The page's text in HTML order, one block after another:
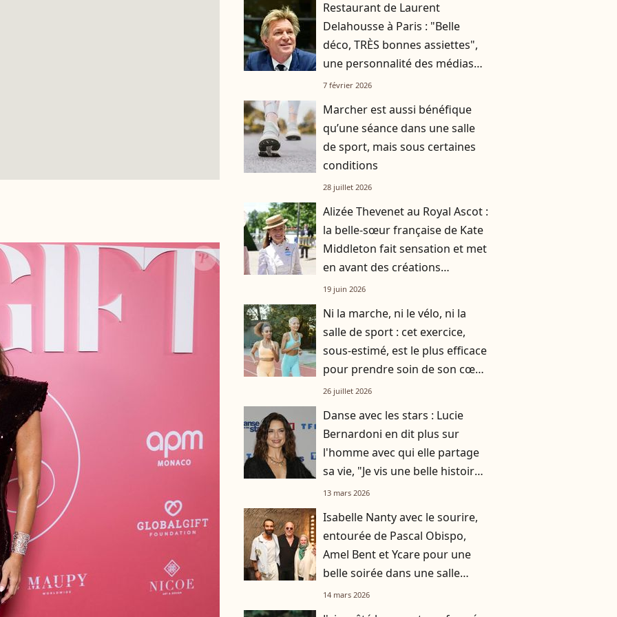
Restaurant de Laurent
Delahousse à Paris : "Belle
déco, TRÈS bonnes assiettes",
une personnalité des médias
partage son expérience
7 février 2026
Marcher est aussi bénéfique
qu’une séance dans une salle
de sport, mais sous certaines
conditions
28 juillet 2026
Alizée Thevenet au Royal Ascot :
la belle-sœur française de Kate
Middleton fait sensation et met
en avant des créations
françaises
19 juin 2026
Ni la marche, ni le vélo, ni la
salle de sport : cet exercice,
sous-estimé, est le plus efficace
pour prendre soin de son cœur
et améliorer sa circulation
26 juillet 2026
Danse avec les stars : Lucie
Bernardoni en dit plus sur
l'homme avec qui elle partage
sa vie, "Je vis une belle histoire
d'amour"
13 mars 2026
Isabelle Nanty avec le sourire,
entourée de Pascal Obispo,
Amel Bent et Ycare pour une
belle soirée dans une salle
emblématique de Paris
14 mars 2026